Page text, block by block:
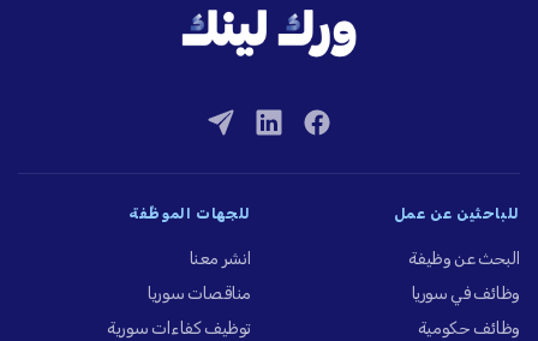
للباحثين عن عمل
البحث عن وظيفة
وظائف في سوريا
وظائف حكومية
للجهات الموظِّفة
انشر معنا
مناقصات سوريا
توظيف كفاءات سورية